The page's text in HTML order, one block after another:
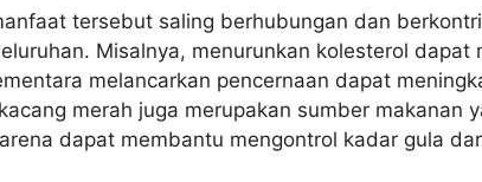
tersebut saling berhubungan dan
Misalnya, menurunkan kolesterol dapat
melancarkan pencernaan dapat
merah juga merupakan sumber makanan
dapat membantu mengontrol kadar gula